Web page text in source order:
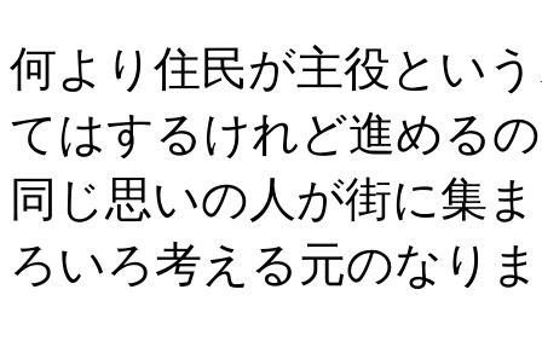
何より住民が主役とい
てはするけれど進める
同じ思いの人が街に集
ろいろ考える元のなり